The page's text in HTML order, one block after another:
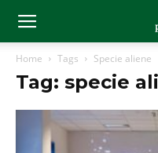
Home Tags Specie aliene
Tag: specie